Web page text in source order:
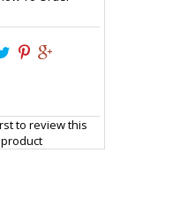
to review this
product